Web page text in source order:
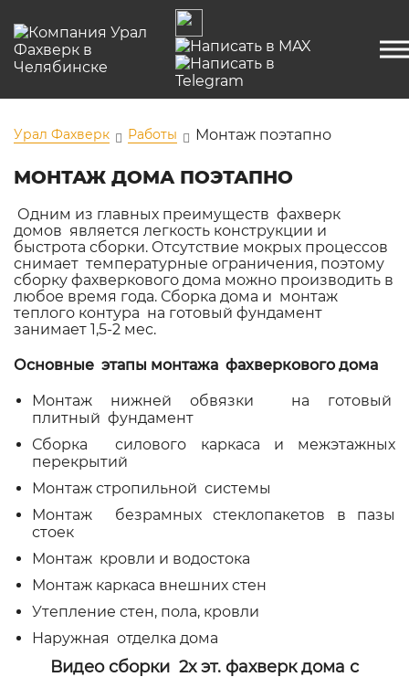
Урал Фахверк Работы Монтаж поэтапно
МОНТАЖ ДОМА ПОЭТАПНО
Одним из главных преимуществ фахверк
домов является легкость конструкции и
быстрота сборки. Отсутствие мокрых процессов
снимает температурные ограничения, поэтому
сборку фахверкового дома можно производить в
любое время года. Сборка дома и монтаж
теплого контура на готовый фундамент
занимает 1,5-2 мес.
Основные этапы монтажа фахверкового дома
Монтаж нижней обвязки на готовый
плитный фундамент
Сборка силового каркаса и межэтажных
перекрытий
Монтаж стропильной системы
Монтаж безрамных стеклопакетов в пазы
стоек
Монтаж кровли и водостока
Монтаж каркаса внешних стен
Утепление стен, пола, кровли
Наружная отделка дома
Видео сборки 2х эт. фахверк дома с